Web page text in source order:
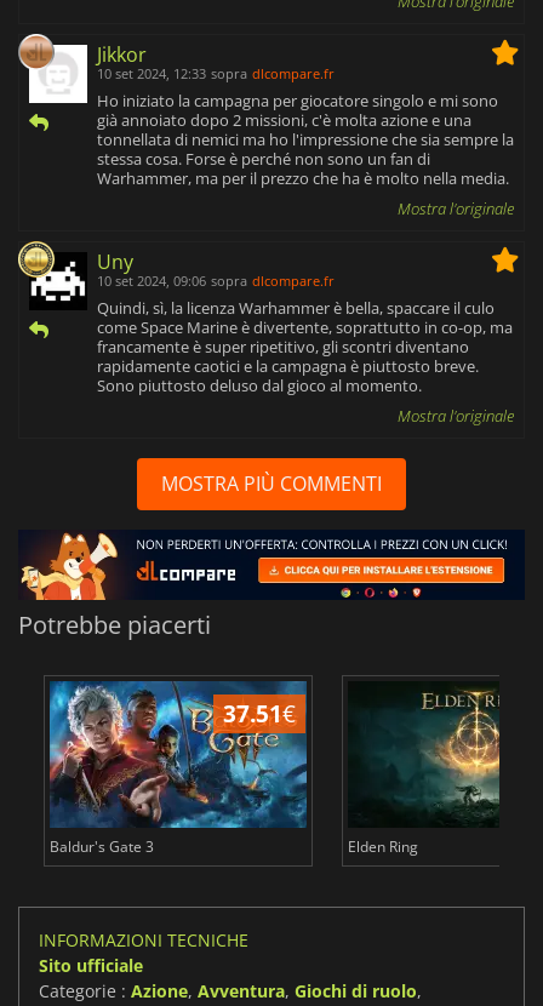
Jikkor
10 set 2024, 12:33 sopra dlcompare.fr
Ho iniziato la campagna per giocatore singolo e mi sono
già annoiato dopo 2 missioni, c'è molta azione e una
tonnellata di nemici ma ho l'impressione che sia sempre la
stessa cosa. Forse è perché non sono un fan di
Warhammer, ma per il prezzo che ha è molto nella media.
Mostra l'originale
Uny
10 set 2024, 09:06 sopra dlcompare.fr
Quindi, sì, la licenza Warhammer è bella, spaccare il culo
come Space Marine è divertente, soprattutto in co-op, ma
francamente è super ripetitivo, gli scontri diventano
rapidamente caotici e la campagna è piuttosto breve.
Sono piuttosto deluso dal gioco al momento.
Mostra l'originale
MOSTRA PIÙ COMMENTI
Potrebbe piacerti
37.51€
Baldur's Gate 3 Elden Ring
INFORMAZIONI TECNICHE
Sito ufficiale
Categorie : Azione, Avventura, Giochi di ruolo,